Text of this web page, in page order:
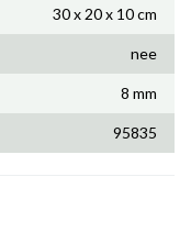
30 x 20 x 10 cm
nee
8 mm
95835